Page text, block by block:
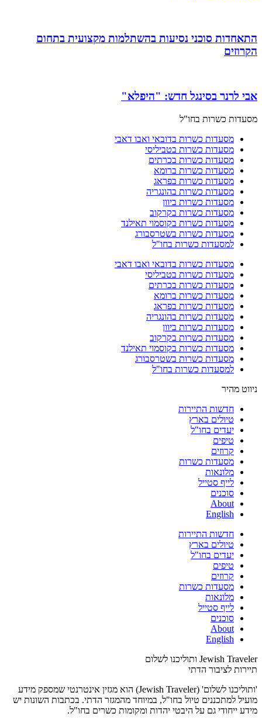
התאחדות סוכני נסיעות בהשתלמות מקצועית בתחום
הקרוזים
אבי לרנר בסינגל חדש: "היפלא"
מסעדות כשרות בחו"ל
מסעדות כשרות בדובאי ואבו דאבי
מסעדות כשרות בטביליסי
מסעדות כשרות בכרתים
מסעדות כשרות ברומא
מסעדות כשרות בפראג
מסעדות כשרות בהונגריה
מסעדות כשרות ביוון
מסעדות כשרות בקרקוב
מסעדות כשרות בקוסמוי תאילנד
מסעדות כשרות בשטרסבורג
למסעדות כשרות בחו"ל
מסעדות כשרות בדובאי ואבו דאבי
מסעדות כשרות בטביליסי
מסעדות כשרות בכרתים
מסעדות כשרות ברומא
מסעדות כשרות בפראג
מסעדות כשרות בהונגריה
מסעדות כשרות ביוון
מסעדות כשרות בקרקוב
מסעדות כשרות בקוסמוי תאילנד
מסעדות כשרות בשטרסבורג
למסעדות כשרות בחו"ל
ניווט מהיר
חדשות התיירות
טיולים בארץ
יעדים בחו"ל
טיפים
קרוזים
מסעדות כשרות
מלונאות
לייף סטייל
סוכנים
About
English
חדשות התיירות
טיולים בארץ
יעדים בחו"ל
טיפים
קרוזים
מסעדות כשרות
מלונאות
לייף סטייל
סוכנים
About
English
Jewish Traveler ותוליכנו לשלום
תיירות לציבור הדתי
'ותוליכנו לשלום' (Jewish Traveler) הוא מגזין אינטרנטי שמספק מידע
מועיל למתכננים טיול בחו"ל, במיוחד מהמגזר הדתי. בכתבות השונות יש
מידע ייחודי גם על היבטי יהדות ומקומות כשרים בחו"ל.